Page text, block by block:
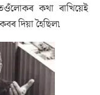
কথা ৰাখিয়েই
দিয়া হৈছিল৷